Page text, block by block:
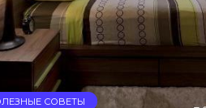
СОВЕТЫ